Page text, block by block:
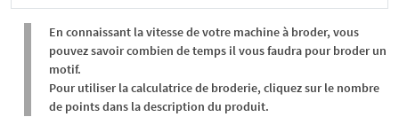
Dans le panier
En connaissant la vitesse de votre machine à broder, vous
pouvez savoir combien de temps il vous faudra pour broder un
motif.
Pour utiliser la calculatrice de broderie, cliquez sur le nombre
de points dans la description du produit.